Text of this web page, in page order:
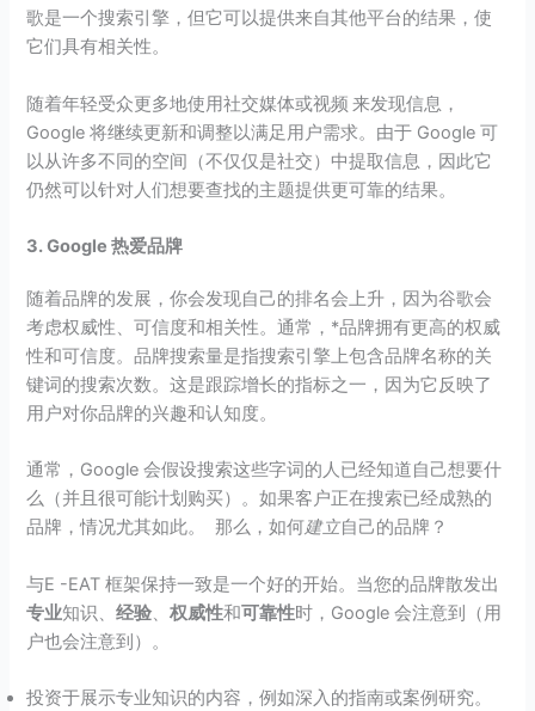
歌是一个搜索引擎，但它可以提供来自其他平台的结果，使
它们具有相关性。
随着年轻受众更多地使用社交媒体或视频 来发现信息，
Google 将继续更新和调整以满足用户需求。由于 Google 可
以从许多不同的空间（不仅仅是社交）中提取信息，因此它
仍然可以针对人们想要查找的主题提供更可靠的结果。
3. Google 热爱品牌
随着品牌的发展，你会发现自己的排名会上升，因为谷歌会
考虑权威性、可信度和相关性。通常，*品牌拥有更高的权威
性和可信度。品牌搜索量是指搜索引擎上包含品牌名称的关
键词的搜索次数。这是跟踪增长的指标之一，因为它反映了
用户对你品牌的兴趣和认知度。
通常，Google 会假设搜索这些字词的人已经知道自己想要什
么（并且很可能计划购买）。如果客户正在搜索已经成熟的
品牌，情况尤其如此。 那么，如何建立自己的品牌？
与E -EAT 框架保持一致是一个好的开始。当您的品牌散发出
专业知识、经验、权威性和可靠性时，Google 会注意到（用
户也会注意到）。
投资于展示专业知识的内容，例如深入的指南或案例研究。